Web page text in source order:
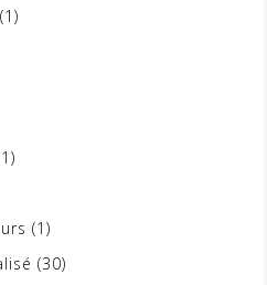
(1)
(1)
(30)